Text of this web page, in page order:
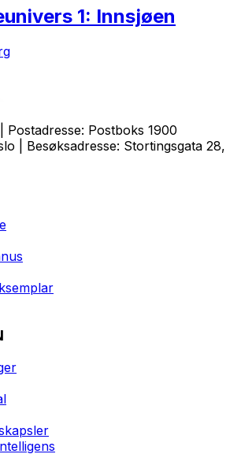
1: Innsjøen
| Postadresse: Postboks 1900
| Besøksadresse: Stortingsgata 28,